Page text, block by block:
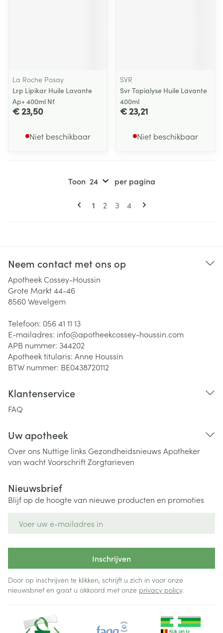
La Roche Posay
Lrp Lipikar Huile Lavante
Ap+ 400ml Nf
€ 23,50
Niet beschikbaar
SVR
Svr Topialyse Huile Lavante
400ml
€ 23,21
Niet beschikbaar
Pagina's
U lees momenteel pagina
1 Pagina
2 Pagina
3 Pagina
4
Toon per pagina
Neem contact met ons op
Apotheek Cossey-Houssin
Grote Markt 44-46
8560Wevelgem
Telefoon: 056 41 11 13
E-mailadres: info@apotheekcossey-houssin.com
APB nummer: 344202
Apotheek titularis: Anne Houssin
BTW nummer: BE0438720112
Klantenservice
FAQ
Uw apotheek
Over ons Nuttige links Gezondheidsnieuws Apotheker
van wachtVoorschriftZorgtarieven
Nieuwsbrief
Blijf op de hoogte van nieuwe producten en promoties
Inschrijven
Door op inschrijven te klikken, schrijft u zich in voor onze
nieuwsbrief en gaat u akkoord met onze privacy policy.